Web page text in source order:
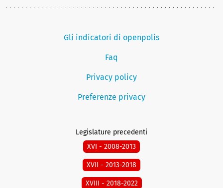
Gli indicatori di openpolis
Faq
Privacy policy
Preferenze privacy
Legislature precedenti
XVI - 2008-2013
XVII - 2013-2018
XVIII - 2018-2022